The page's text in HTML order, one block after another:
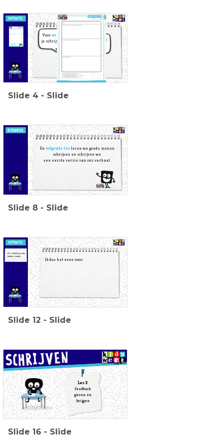
Wat is het
doel
Voor wie
je schrijven?
Slide 4 - Slide
Devolgende les leren we goede zinnen
schrijven en schrijven we
een eerste versie van ons verhaal.
Slide 8 - Slide
Zo schrijf ik goede,
heldere zinnen.
Ik doe het even voor:
Slide 12 - Slide
Les 3
feedback
geven en
krijgen
Slide 16 - Slide